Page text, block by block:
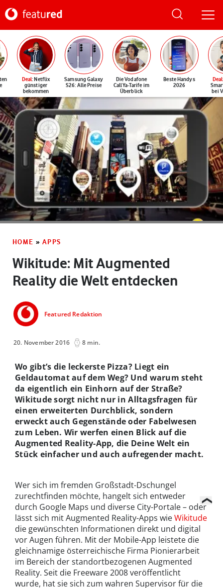
Deal: Netflix
günstiger
bekommen
Samsung Galaxy
S26: Alle Preise
Die Vodafone
CallYa-Tarife im
Überblick
Beste Handys
2026
Deal
bei
HOME » APPS
Wikitude: Mit Augmented
Reality die Welt entdecken
Featured Redaktion
20. November 2016 8 min.
Wo gibt’s die leckerste Pizza? Liegt ein
Geldautomat auf dem Weg? Und warum steht
da eigentlich ein Einhorn auf der Straße?
Wikitude sorgt nicht nur in Alltagsfragen für
einen erweiterten Durchblick, sondern
erweckt auch Gegenstände oder Fabelwesen
zum Leben. Wir werfen einen Blick auf die
Augmented Reality-App, die Deine Welt ein
Stück einfacher und auch aufregender macht.
Wer sich im fremden Großstadt-Dschungel
zurechtfinden möchte, hangelt sich entweder
durch Google Maps und diverse City-Portale – oder
lässt sich mit Augmented Reality-Apps wieWikitude
die gewünschten Informationen direkt und digital
vor Augen führen. Mit der Mobile-App leistete die
gleichnamige österreichische Firma Pionierarbeit
im Bereich der standortbezogenen Augmented
Reality. Seit die Freeware 2008 veröffentlicht
wurde, hat sie sich zum wahren Supervisor für die